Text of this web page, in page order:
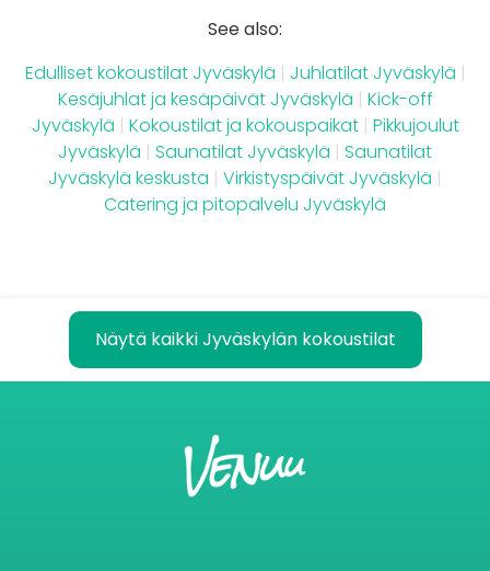
See also:
Edulliset kokoustilat Jyväskylä | Juhlatilat Jyväskylä |
Kesäjuhlat ja kesäpäivät Jyväskylä | Kick-off
Jyväskylä | Kokoustilat ja kokouspaikat | Pikkujoulut
Jyväskylä | Saunatilat Jyväskylä | Saunatilat
Jyväskylä keskusta | Virkistyspäivät Jyväskylä |
Catering ja pitopalvelu Jyväskylä
Näytä kaikki Jyväskylän kokoustilat